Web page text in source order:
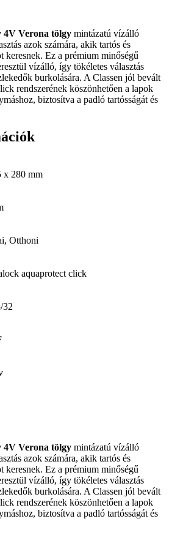
4V Verona tölgy mintázatú vízálló
azok számára, akik tartós és
keresnek. Ez a prémium minőségű
vízálló, így tökéletes választás
burkolására. A Classen jól bevált
rendszerének köszönhetően a lapok
biztosítva a padló tartósságát és
x 280 mm
Otthoni
aquaprotect click
32
4V Verona tölgy mintázatú vízálló
azok számára, akik tartós és
keresnek. Ez a prémium minőségű
vízálló, így tökéletes választás
burkolására. A Classen jól bevált
rendszerének köszönhetően a lapok
biztosítva a padló tartósságát és